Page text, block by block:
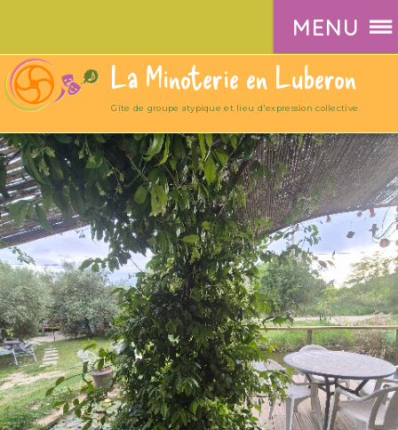
MENU
La Minoterie en Luberon
Gîte de groupe atypique et lieu d'expression collective